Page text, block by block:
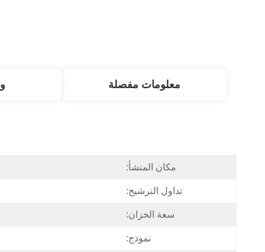
معلومات مفصلة
مكان المنشأ:
تداول الترشيح:
سعة الخزان:
نموذج: